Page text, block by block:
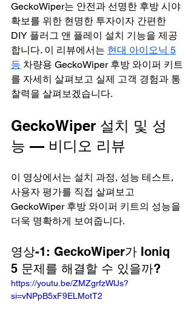
GeckoWiper는 안전과 선명한 후방 시야
확보를 위한 현명한 투자이자 간편한
DIY 플러그 앤 플레이 설치 기능을 제공
합니다. 이 리뷰에서는 현대 아이오닉 5
등 차량용 GeckoWiper 후방 와이퍼 키트
를 자세히 살펴보고 실제 고객 경험과 통
찰력을 살펴보겠습니다.
GeckoWiper 설치 및 성
능 — 비디오 리뷰
이 영상에서는 설치 과정, 성능 테스트,
사용자 평가를 직접 살펴보고
GeckoWiper 후방 와이퍼 키트의 성능을
더욱 명확하게 보여줍니다.
영상-1: GeckoWiper가 Ioniq
5 문제를 해결할 수 있을까?
https://youtu.be/ZMZgrfzWlJs?
si=vNPpB5xF9ELMotT2